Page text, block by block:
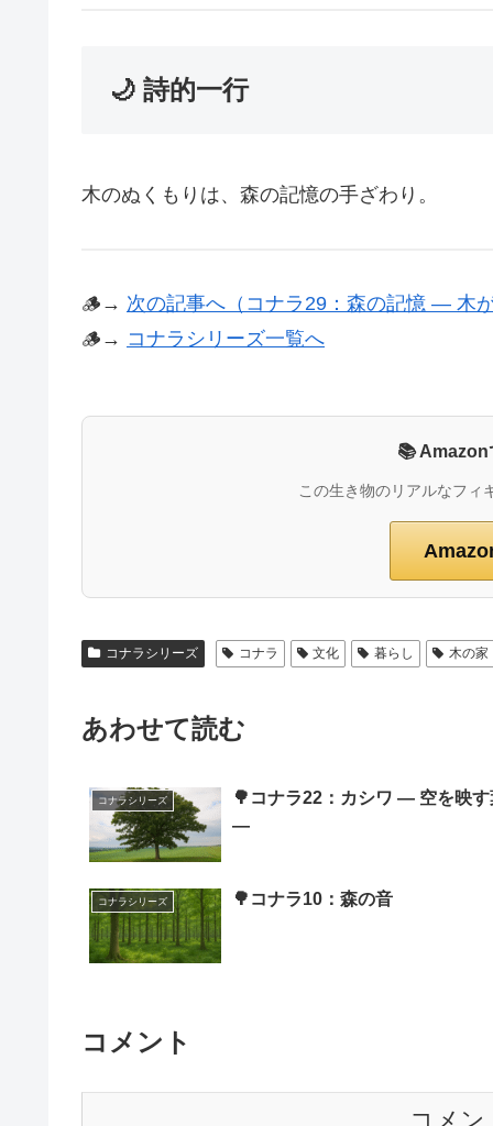
🌙 詩的一行
木のぬくもりは、森の記憶の手ざわり。
🪵→ 次の記事へ（コナラ29：森の記憶 ― 木
🪵→ コナラシリーズ一覧へ
📚 Amazon
この生き物のリアルなフィ
コナラシリーズ コナラ 文化 暮らし 木の家
あわせて読む
コナラシリーズ
🌳コナラ22：カシワ ― 空を映す
―
コナラシリーズ 🌳コナラ10：森の音
コメント
コメン